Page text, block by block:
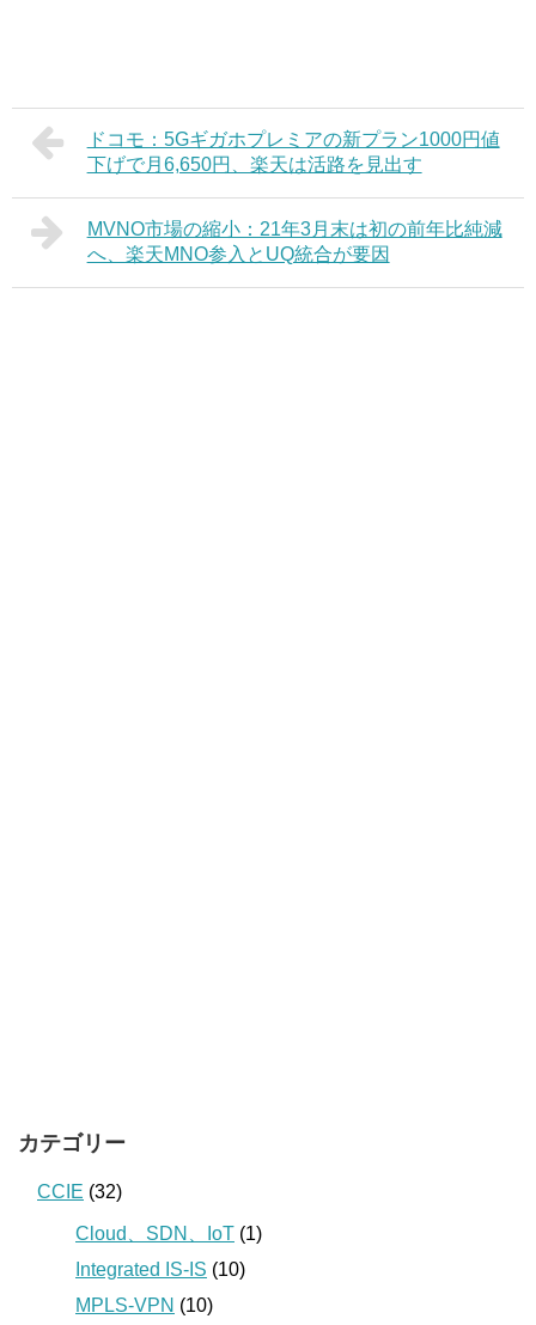
ドコモ：5Gギガホプレミアの新プラン1000円値
下げで月6,650円、楽天は活路を見出す
MVNO市場の縮小：21年3月末は初の前年比純減
へ、楽天MNO参入とUQ統合が要因
カテゴリー
CCIE (32)
Cloud、SDN、IoT (1)
Integrated IS-IS (10)
MPLS-VPN (10)